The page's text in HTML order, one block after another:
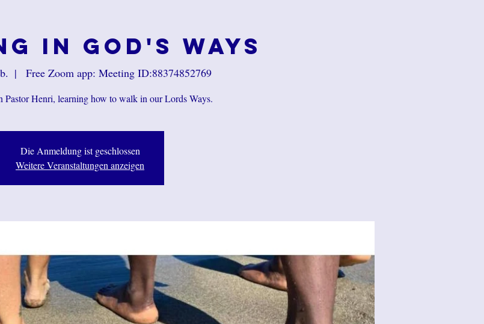
in God's Ways
  |
Free Zoom app: Meeting ID:88374852769
Pastor Henri, learning how to walk in our Lords Ways.
Die Anmeldung ist geschlossen
Weitere Veranstaltungen anzeigen